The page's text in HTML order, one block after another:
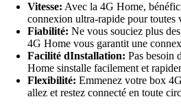
Vitesse: Avec la 4G Home,
connexion ultra-rapide pour toutes
Fiabilité: Ne vous souciez plus
4G Home vous garantit une
Facilité dInstallation: Pas besoin
Home sinstalle facilement et
Flexibilité: Emmenez votre box
allez et restez connecté en toute